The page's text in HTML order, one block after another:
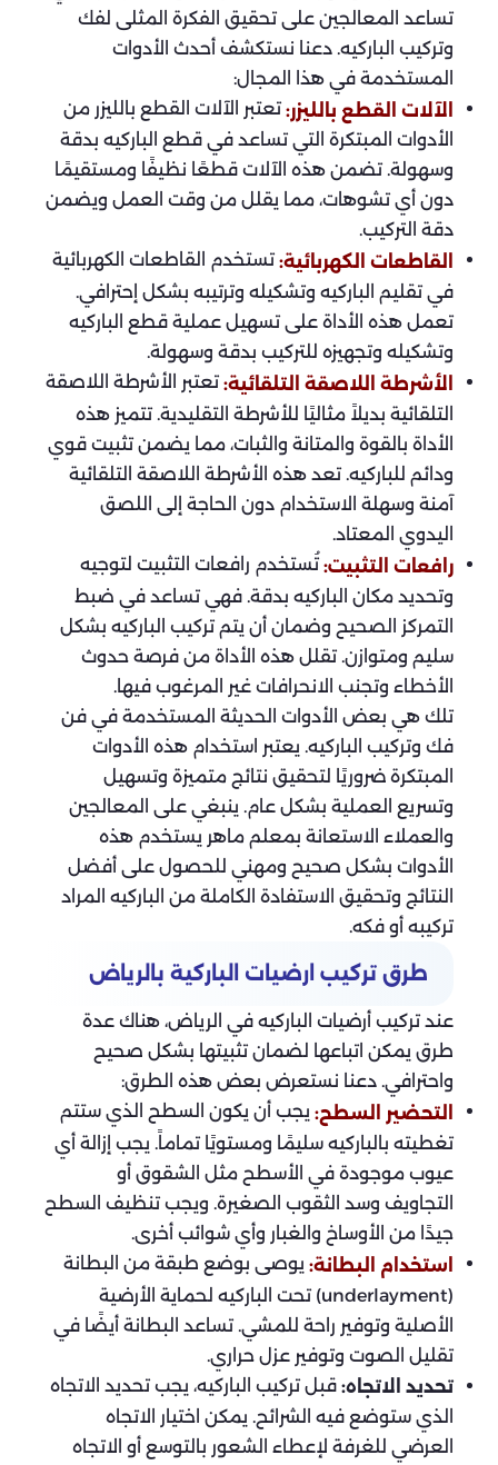
تساعد المعالجين على تحقيق الفكرة المثلى لفك
وتركيب الباركيه. دعنا نستكشف أحدث الأدوات
المستخدمة في هذا المجال:
الآلات القطع بالليزر: تعتبر الآلات القطع بالليزر من
الأدوات المبتكرة التي تساعد في قطع الباركيه بدقة
وسهولة. تضمن هذه الآلات قطعًا نظيفًا ومستقيمًا
دون أي تشوهات، مما يقلل من وقت العمل ويضمن
دقة التركيب.
القاطعات الكهربائية: تستخدم القاطعات الكهربائية
في تقليم الباركيه وتشكيله وترتيبه بشكل إحترافي.
تعمل هذه الأداة على تسهيل عملية قطع الباركيه
وتشكيله وتجهيزه للتركيب بدقة وسهولة.
الأشرطة اللاصقة التلقائية: تعتبر الأشرطة اللاصقة
التلقائية بديلاً مثاليًا للأشرطة التقليدية. تتميز هذه
الأداة بالقوة والمتانة والثبات، مما يضمن تثبيت قوي
ودائم للباركيه. تعد هذه الأشرطة اللاصقة التلقائية
آمنة وسهلة الاستخدام دون الحاجة إلى اللصق
اليدوي المعتاد.
رافعات التثبيت: تُستخدم رافعات التثبيت لتوجيه
وتحديد مكان الباركيه بدقة. فهي تساعد في ضبط
التمركز الصحيح وضمان أن يتم تركيب الباركيه بشكل
سليم ومتوازن. تقلل هذه الأداة من فرصة حدوث
الأخطاء وتجنب الانحرافات غير المرغوب فيها.
تلك هي بعض الأدوات الحديثة المستخدمة في فن
فك وتركيب الباركيه. يعتبر استخدام هذه الأدوات
المبتكرة ضروريًا لتحقيق نتائج متميزة وتسهيل
وتسريع العملية بشكل عام. ينبغي على المعالجين
والعملاء الاستعانة بمعلم ماهر يستخدم هذه
الأدوات بشكل صحيح ومهني للحصول على أفضل
النتائج وتحقيق الاستفادة الكاملة من الباركيه المراد
تركيبه أو فكه.
طرق تركيب ارضيات الباركية بالرياض
عند تركيب أرضيات الباركيه في الرياض، هناك عدة
طرق يمكن اتباعها لضمان تثبيتها بشكل صحيح
واحترافي. دعنا نستعرض بعض هذه الطرق:
التحضير السطح: يجب أن يكون السطح الذي ستتم
تغطيته بالباركيه سليمًا ومستويًا تماماً. يجب إزالة أي
عيوب موجودة في الأسطح مثل الشقوق أو
التجاويف وسد الثقوب الصغيرة. ويجب تنظيف السطح
جيدًا من الأوساخ والغبار وأي شوائب أخرى.
استخدام البطانة: يوصى بوضع طبقة من البطانة
(underlayment) تحت الباركيه لحماية الأرضية
الأصلية وتوفير راحة للمشي. تساعد البطانة أيضًا في
تقليل الصوت وتوفير عزل حراري.
تحديد الاتجاه: قبل تركيب الباركيه، يجب تحديد الاتجاه
الذي ستوضع فيه الشرائح. يمكن اختيار الاتجاه
العرضي للغرفة لإعطاء الشعور بالتوسع أو الاتجاه